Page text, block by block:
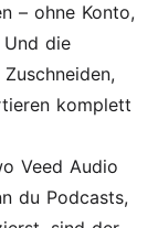
– ohne Konto,
die
komplett
Veed Audio
du Podcasts,